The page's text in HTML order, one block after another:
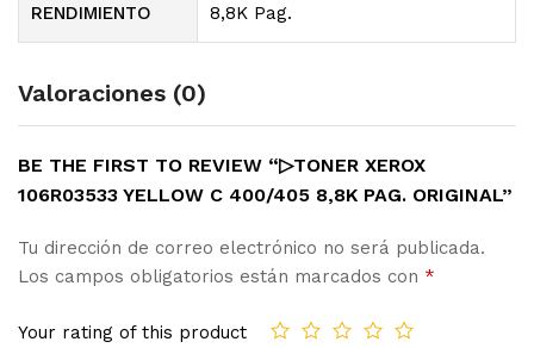
RENDIMIENTO 8,8K Pag.
Valoraciones (0)
BE THE FIRST TO REVIEW “▷TONER XEROX
106R03533 YELLOW C 400/405 8,8K PAG. ORIGINAL”
Tu dirección de correo electrónico no será publicada.
Los campos obligatorios están marcados con *
Your rating of this product